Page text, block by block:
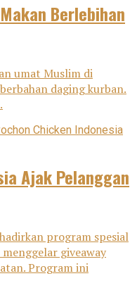
Berlebihan
umat Muslim di
daging kurban.
Ajak Pelanggan
program spesial
giveaway
Program ini